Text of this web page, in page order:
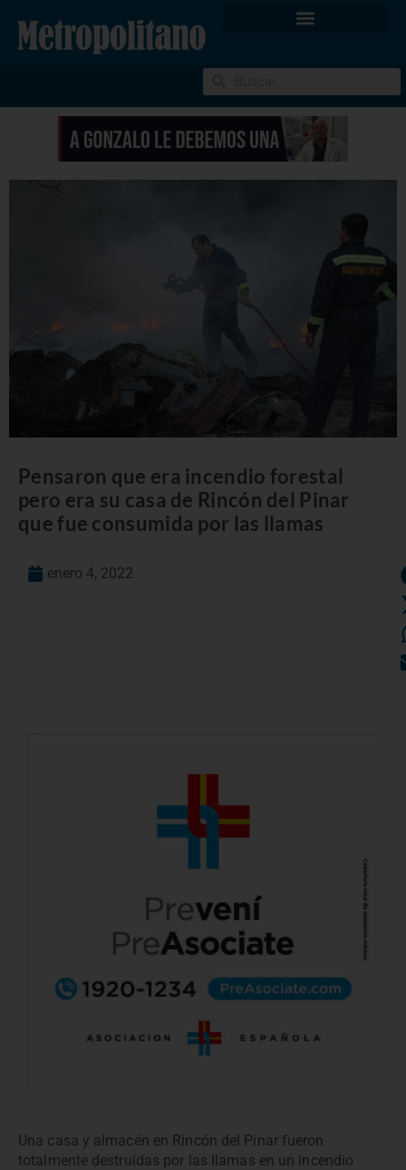
Pensaron que era incendio forestal
pero era su casa de Rincón del Pinar
que fue consumida por las llamas
enero 4, 2022
Una casa y almacén en Rincón del Pinar fueron
totalmente destruídas por las llamas en un incendio